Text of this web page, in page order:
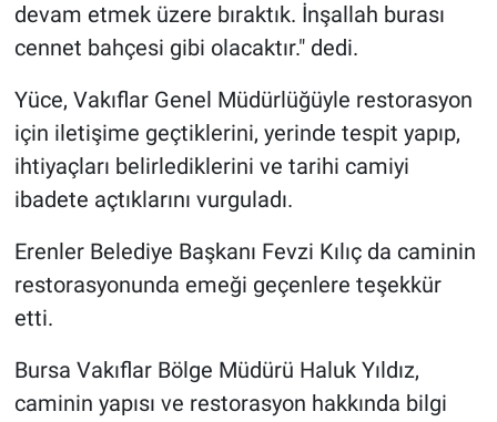
devam etmek üzere bıraktık. İnşallah burası
cennet bahçesi gibi olacaktır." dedi.
Yüce, Vakıflar Genel Müdürlüğüyle restorasyon
için iletişime geçtiklerini, yerinde tespit yapıp,
ihtiyaçları belirlediklerini ve tarihi camiyi
ibadete açtıklarını vurguladı.
Erenler Belediye Başkanı Fevzi Kılıç da caminin
restorasyonunda emeği geçenlere teşekkür
etti.
Bursa Vakıflar Bölge Müdürü Haluk Yıldız,
caminin yapısı ve restorasyon hakkında bilgi